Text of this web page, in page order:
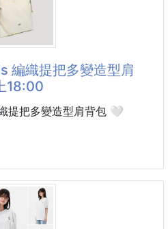
鑰匙等常用小物
Jacket 為靈感
識度
早晚微涼時外搭
輕機能感都很適合‼️
編織提把多變造型肩
18:00
提把多變造型肩背包 🤍